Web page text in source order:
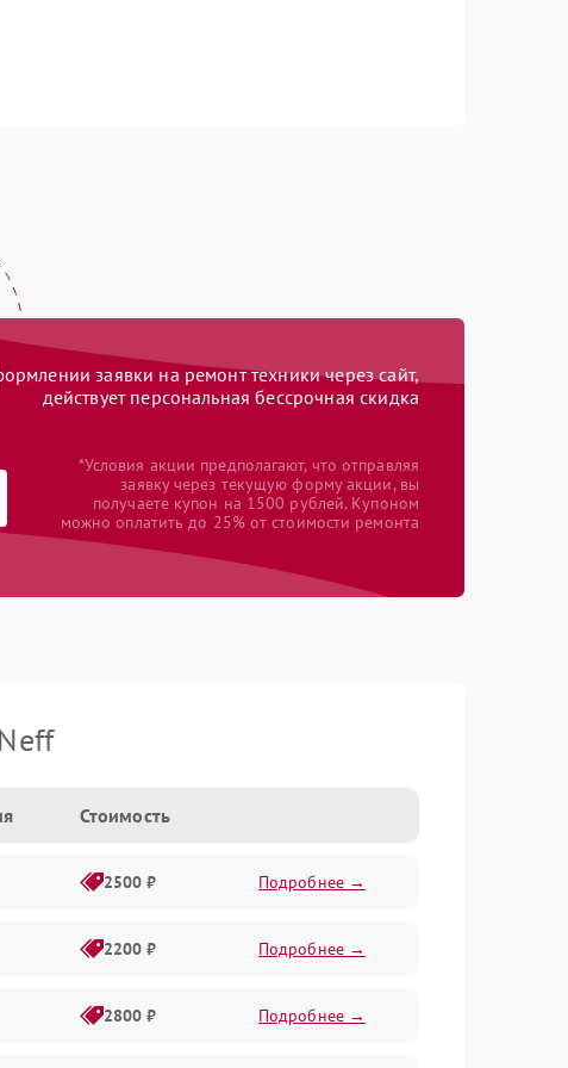
заявки на ремонт техники через сайт,
действует персональная бессрочная скидка
*Условия акции предполагают, что отправляя
заявку через текущую форму акции, вы
получаете купон на 1500 рублей. Купоном
можно оплатить до 25% от стоимости ремонта
Стоимость
2500 ₽ Подробнее →
2200 ₽ Подробнее →
2800 ₽ Подробнее →